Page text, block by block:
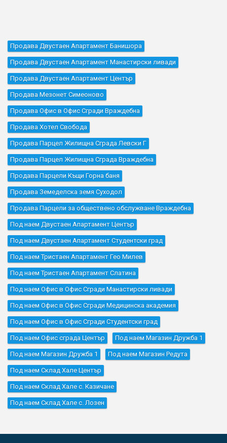
Продава Двустаен Апартамент Банишора
Продава Двустаен Апартамент Манастирски ливади
Продава Двустаен Апартамент Център
Продава Мезонет Симеоново
Продава Офис в Офис Сгради Враждебна
Продава Хотел Свобода
Продава Парцел Жилищна Сграда Левски Г
Продава Парцел Жилищна Сграда Враждебна
Продава Парцели Къщи Горна баня
Продава Земеделска земя Суходол
Продава Парцели за обществено обслужване Враждебна
Под наем Двустаен Апартамент Център
Под наем Двустаен Апартамент Студентски град
Под наем Тристаен Апартамент Гео Милев
Под наем Тристаен Апартамент Слатина
Под наем Офис в Офис Сгради Манастирски ливади
Под наем Офис в Офис Сгради Медицинска академия
Под наем Офис в Офис Сгради Студентски град
Под наем Офис сграда Център Под наем Магазин Дружба 1
Под наем Магазин Дружба 1 Под наем Магазин Редута
Под наем Склад Хале Център
Под наем Склад Хале с. Казичане
Под наем Склад Хале с. Лозен